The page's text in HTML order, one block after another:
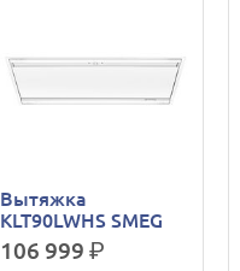
Вытяжка
KLT90LWHS SMEG
106 999 р.